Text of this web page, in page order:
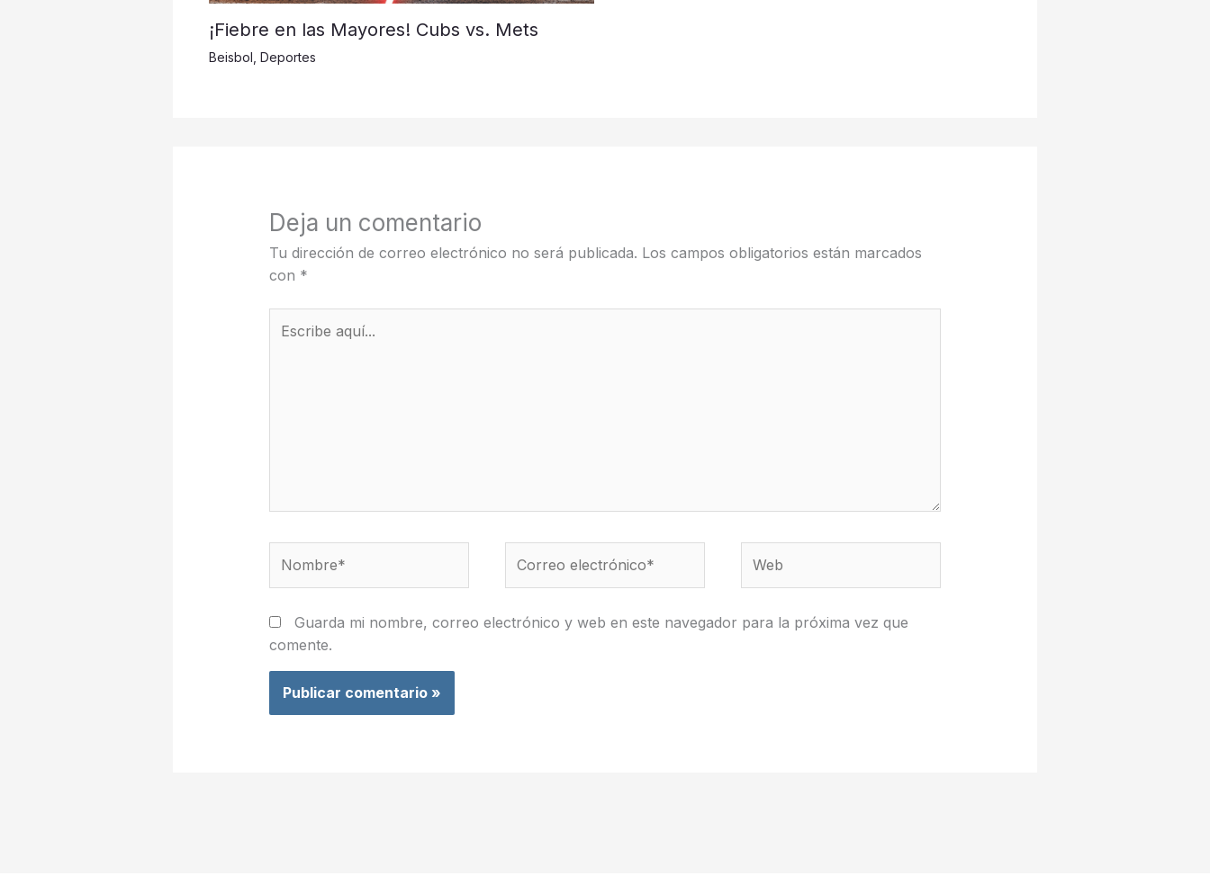
¡Fiebre en las Mayores! Cubs vs. Mets
Beisbol Deportes
Deja un comentario
Tu dirección de correo electrónico no será publicada. Los campos obligatorios están marcados
con *
aquí...
electrónico*
Guarda mi nombre, correo electrónico y web en este navegador para la próxima vez que
comente.